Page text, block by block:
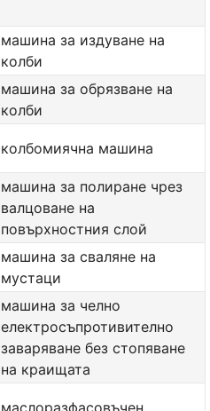
машина за издуване на
колби
машина за обрязване на
колби
колбомиячна машина
машина за полиране чрез
валцоване на
повърхностния слой
машина за сваляне на
мустаци
машина за челно
електросъпротивително
заваряване без стопяване
на краищата
маслоразфасовъчен